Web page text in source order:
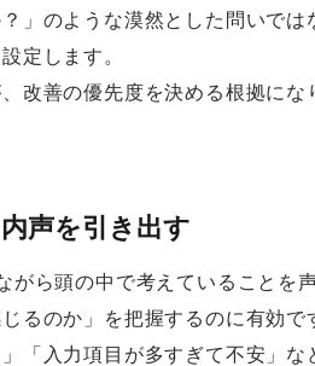
」のような漠然とした問いで
定します。
改善の優先度を決める根拠にな
声を引き出す
ら頭の中で考えていることを
るのか」を把握するのに有効で
「入力項目が多すぎて不安」